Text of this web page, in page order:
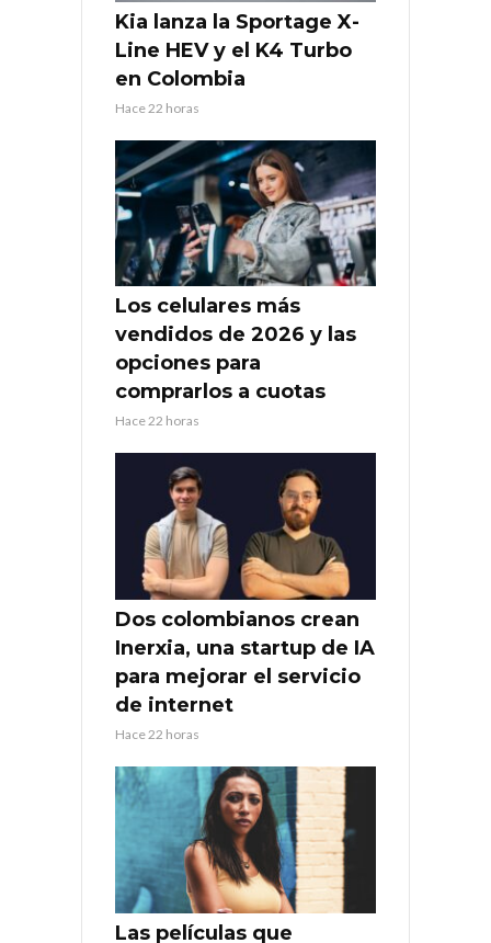
Kia lanza la Sportage X-
Line HEV y el K4 Turbo
en Colombia
Hace 22 horas
Los celulares más
vendidos de 2026 y las
opciones para
comprarlos a cuotas
Hace 22 horas
Dos colombianos crean
Inerxia, una startup de IA
para mejorar el servicio
de internet
Hace 22 horas
Las películas que